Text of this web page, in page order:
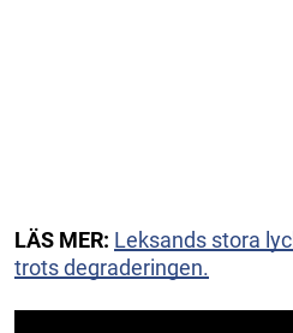
LÄS MER: Leksands stora
trots degraderingen.